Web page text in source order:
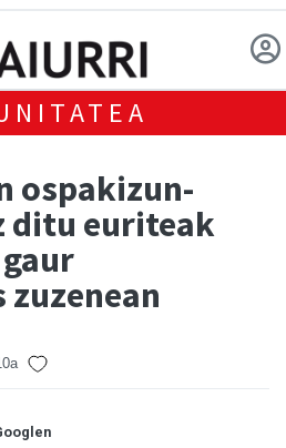
ospakizun-
ditu euriteak
zuzenean